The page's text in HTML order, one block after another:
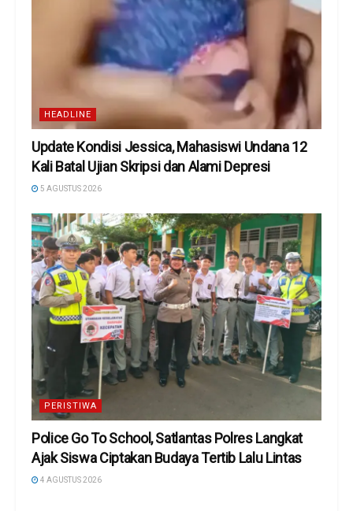
HEADLINE
Update Kondisi Jessica, Mahasiswi Undana 12
Kali Batal Ujian Skripsi dan Alami Depresi
5 AGUSTUS 2026
PERISTIWA
Police Go To School, Satlantas Polres Langkat
Ajak Siswa Ciptakan Budaya Tertib Lalu Lintas
4 AGUSTUS 2026